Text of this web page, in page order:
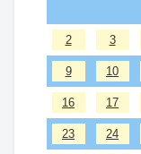
2 3
9 10
16 17
23 24